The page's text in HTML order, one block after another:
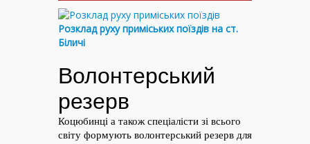
Розклад руху приміських поїздів на ст.
Біличі